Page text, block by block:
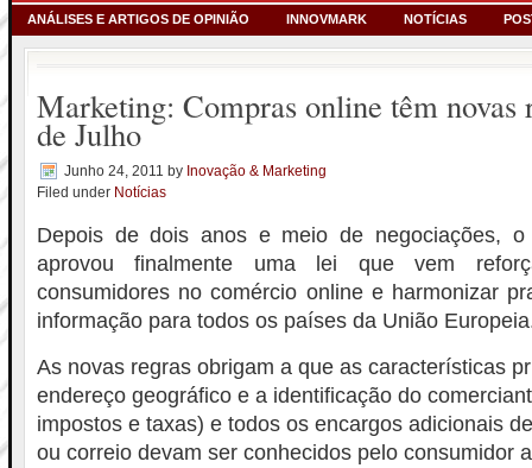
ANÁLISES E ARTIGOS DE OPINIÃO INNOVMARK NOTÍCIAS
Marketing: Compras online têm novas
de Julho
Junho 24, 2011 by Inovação & Marketing
Filed under Notícias
Depois de dois anos e meio de negociações, o
aprovou finalmente uma lei que vem
consumidores no comércio online e harmonizar
informação para todos os países da União
As novas regras obrigam a que as características
endereço geográfico e a identificação do
impostos e taxas) e todos os encargos adicionais
ou correio devam ser conhecidos pelo consumidor